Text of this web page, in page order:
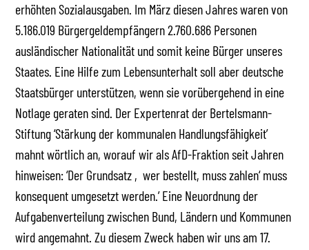
erhöhten Sozialausgaben. Im März diesen Jahres waren von
5.186.019 Bürgergeldempfängern 2.760.686 Personen
ausländischer Nationalität und somit keine Bürger unseres
Staates. Eine Hilfe zum Lebensunterhalt soll aber deutsche
Staatsbürger unterstützen, wenn sie vorübergehend in eine
Notlage geraten sind. Der Expertenrat der Bertelsmann-
Stiftung ‘Stärkung der kommunalen Handlungsfähigkeit’
mahnt wörtlich an, worauf wir als AfD-Fraktion seit Jahren
hinweisen: ‘Der Grundsatz ‚wer bestellt, muss zahlen‘ muss
konsequent umgesetzt werden.’ Eine Neuordnung der
Aufgabenverteilung zwischen Bund, Ländern und Kommunen
wird angemahnt. Zu diesem Zweck haben wir uns am 17.